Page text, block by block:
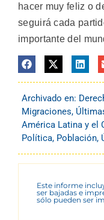
hacer muy feliz o
seguirá cada
importante del
Archivado en:
Migraciones,
América Latina y el
Política, Población,
Este informe
ser bajadas e
sólo pueden ser